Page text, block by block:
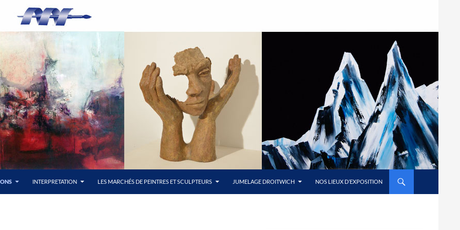
INTERPRETATION LES MARCHÉS DE PEINTRES ET SCULPTEURS JUMELAGE DROITWICH NOS LIEUX D’EXPOSITION